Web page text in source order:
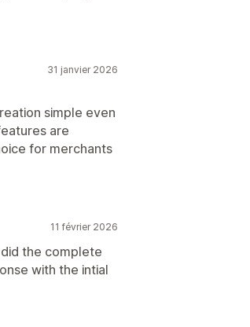
31 janvier 2026
simple even
are
for merchants
11 février 2026
the complete
with the intial